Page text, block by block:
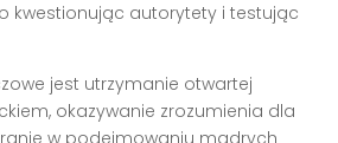
kwestionując autorytety i testując
jest utrzymanie otwartej
okazywanie zrozumienia dla